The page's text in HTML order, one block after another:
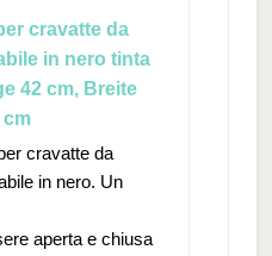
cravatte da
in nero tinta
42 cm, Breite
cm
cravatte da
in nero. Un
aperta e chiusa